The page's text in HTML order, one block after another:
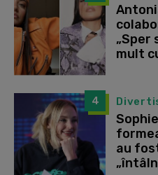
„Sper
mult
4
au